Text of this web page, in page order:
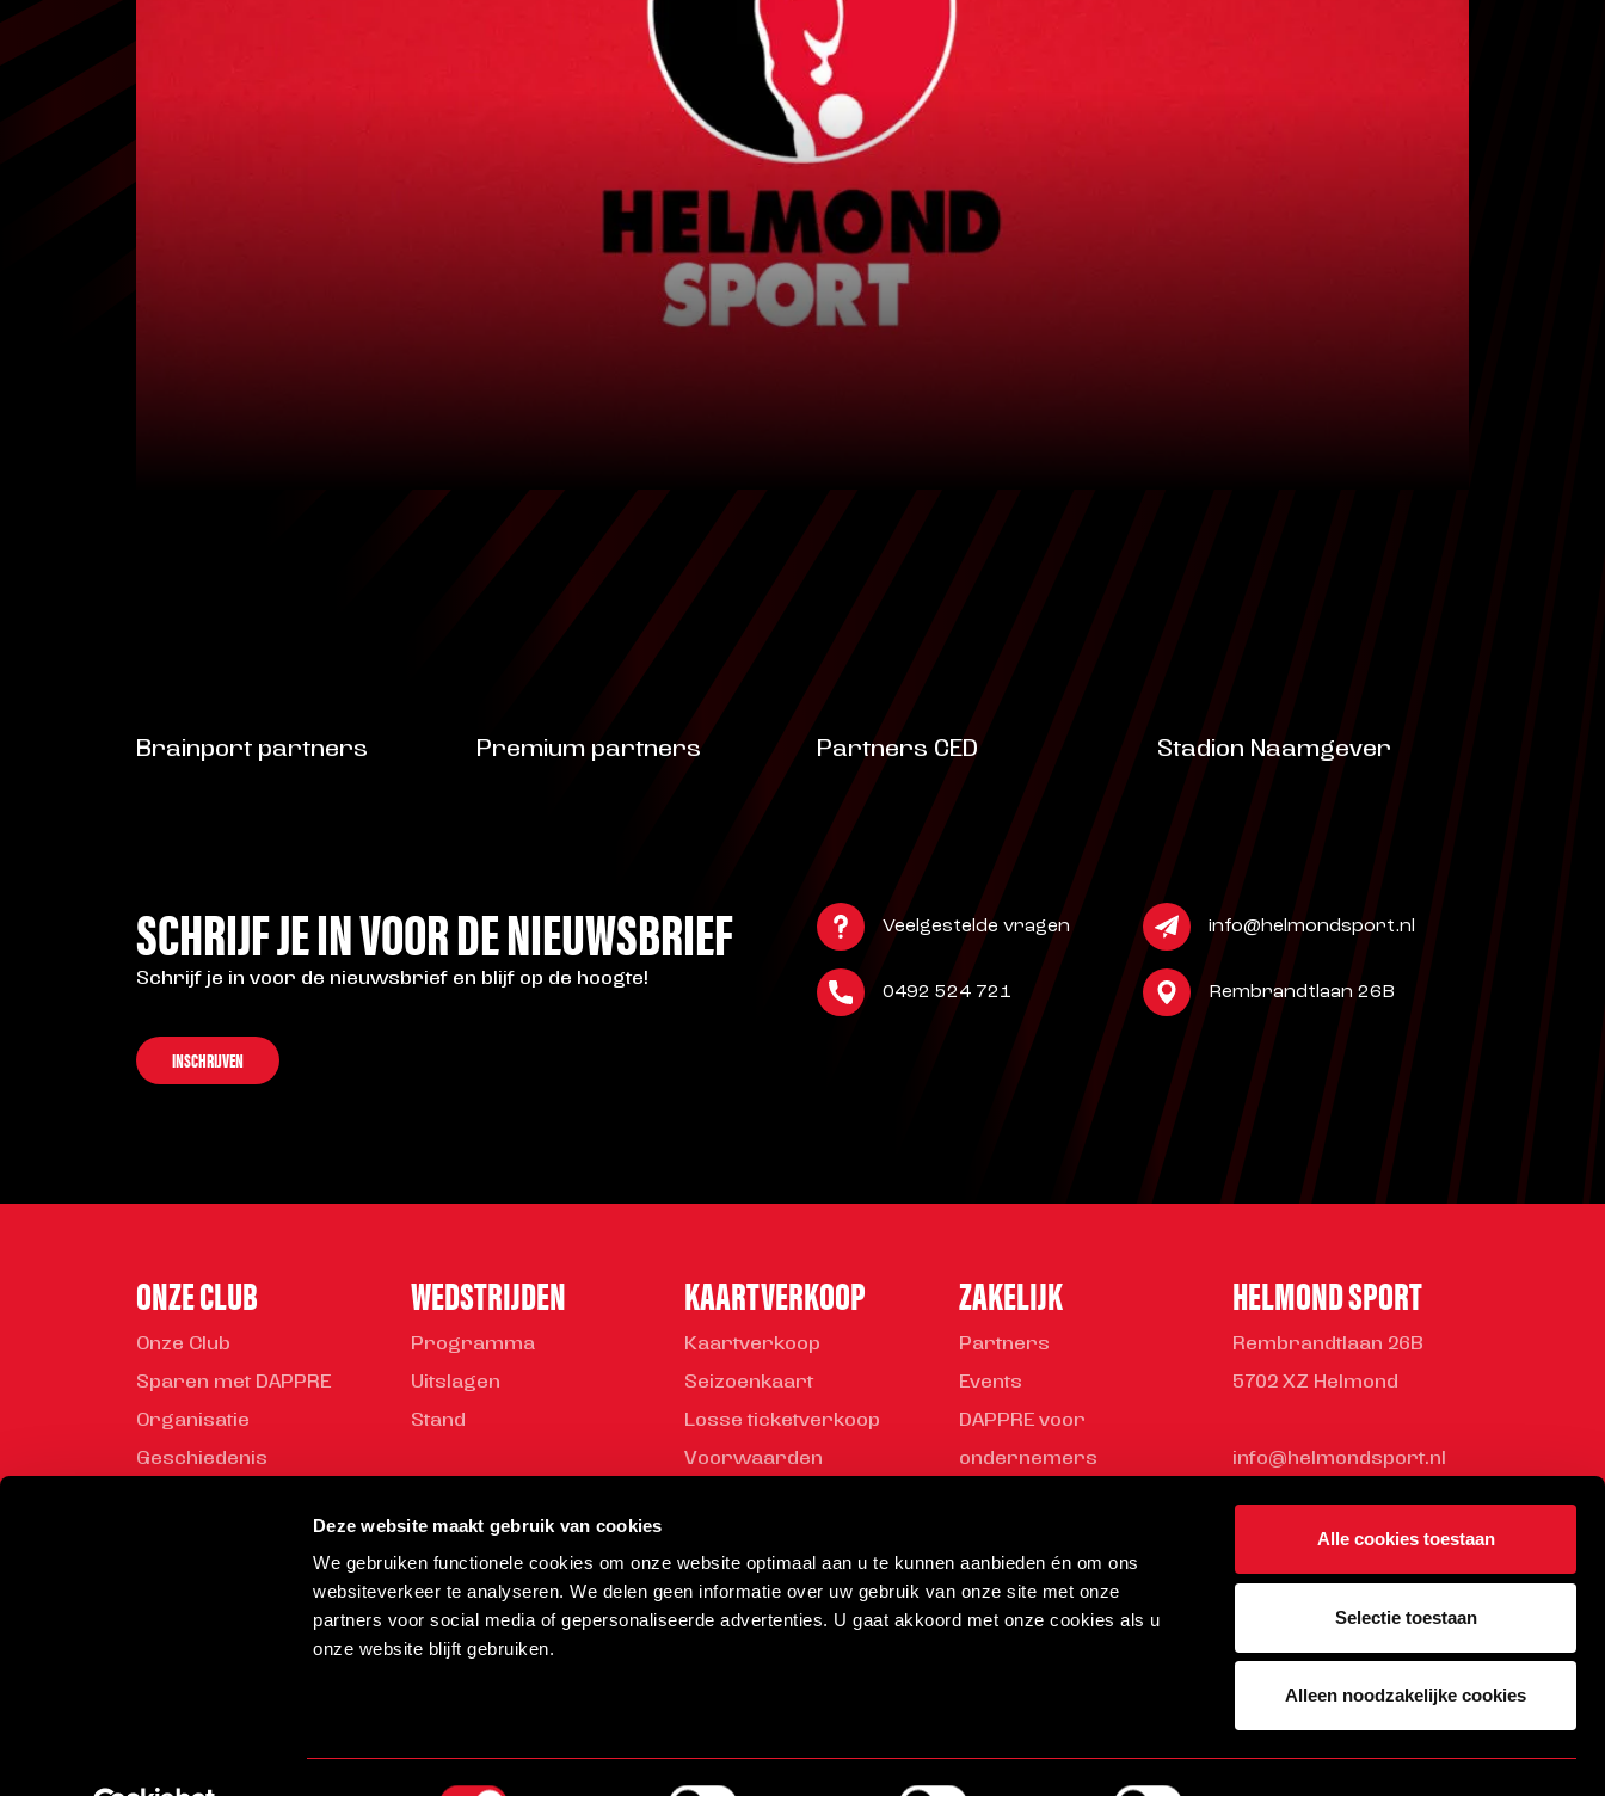
Deze website maakt gebruik van cookies
We gebruiken functionele cookies om onze website optimaal aan u te kunnen aanbieden én om ons
websiteverkeer te analyseren. We delen geen informatie over uw gebruik van onze site met onze
partners voor social media of gepersonaliseerde advertenties. U gaat akkoord met onze cookies als u
onze website blijft gebruiken.
Alle cookies toestaan
Selectie toestaan
Alleen noodzakelijke cookies
Brainport partners Premium partners Partners CED Stadion Naamgever
SCHRIJF JE IN VOOR DE NIEUWSBRIEF
Schrijf je in voor de nieuwsbrief en blijf op de hoogte!
INSCHRIJVEN
Veelgestelde vragen info@helmondsport.nl
0492 524 721 Rembrandtlaan 26B
ONZE CLUB
Onze Club
Sparen met DAPPRE
Organisatie
Geschiedenis
Vrijwilliger worden
WEDSTRIJDEN
Programma
Uitslagen
Stand
KAARTVERKOOP
Kaartverkoop
Seizoenkaart
Losse ticketverkoop
Voorwaarden
ZAKELIJK
Partners
Events
DAPPRE voor
ondernemers
Helmond Sport
HELMOND SPORT
Rembrandtlaan 26B
5702 XZ Helmond
info@helmondsport.nl
© 2026 Helmond Sport Disclaimer
Privacy statement
Website door Stay Awake